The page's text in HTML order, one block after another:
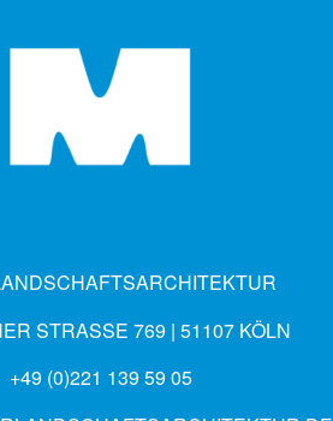
STRASSE 769 | 51107 KÖLN
+49 (0)221 139 59 05